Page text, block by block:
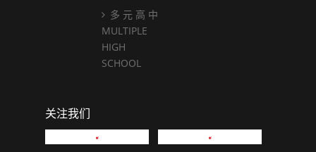
多 元 高 中
MULTIPLE
HIGH
SCHOOL
关注我们